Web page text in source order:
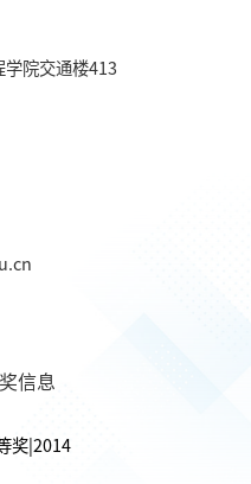
学院交通楼413
信息
奖|2014